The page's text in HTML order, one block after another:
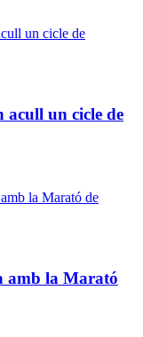
acull un cicle de
amb la Marató